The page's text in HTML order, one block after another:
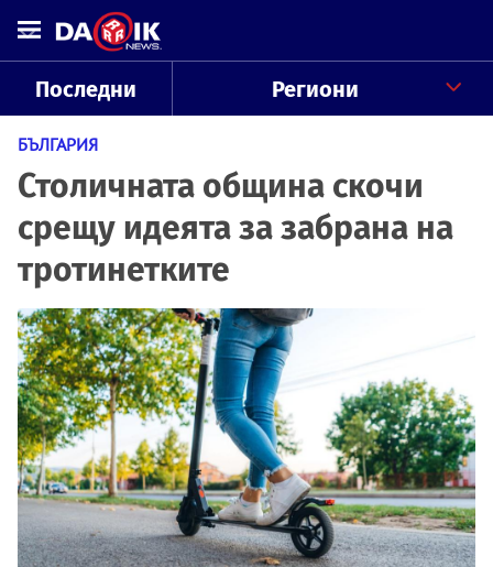
Последни Региони
БЪЛГАРИЯ
Столичната община скочи
срещу идеята за забрана на
тротинетките